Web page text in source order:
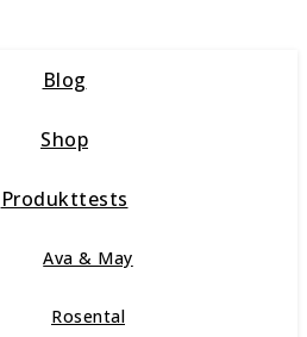
Blog
Shop
Produkttests
Ava & May
Rosental